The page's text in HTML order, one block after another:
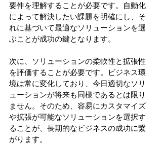
要件を理解することが必要です。自動化
によって解決したい課題を明確にし、そ
れに基づいて最適なソリューションを選
ぶことが成功の鍵となります。
次に、ソリューションの柔軟性と拡張性
を評価することが必要です。ビジネス環
境は常に変化しており、今日適切なソリ
ューションが将来も同様であるとは限り
ません。そのため、容易にカスタマイズ
や拡張が可能なソリューションを選択す
ることが、長期的なビジネスの成功に繋
がります。